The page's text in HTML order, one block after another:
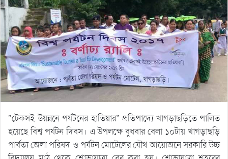
“টেকসই উয়ন্ননে পর্যটনের হাতিয়ার” প্রতিপাদ্যে খাগড়াছড়িতে পালিত
হয়েছে বিশ্ব পর্যটন দিবস। এ উপলক্ষে বুধবার বেলা ১০টায় খাগড়াছড়ি
পার্বত্য জেলা পরিষদ ও পর্যটন মোটেলের যৌথ আয়োজনে সরকারি উচ্চ